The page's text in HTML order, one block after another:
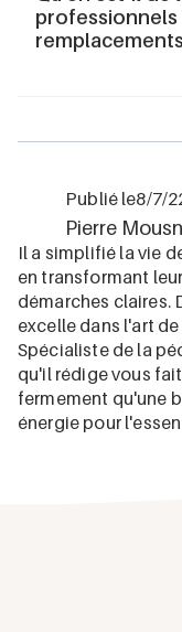
des recettes, le
revenus en micro
un professionnel
remplacements
Publié le8/7/
Pierre
Il a simplifié la vie
en transformant
démarches claires.
excelle dans l'art
Spécialiste de la
qu'il rédige vous
fermement qu'une
énergie pour